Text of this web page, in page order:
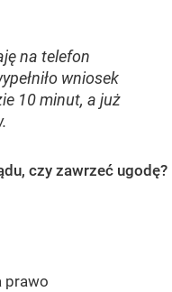
na telefon
wniosek
10 minut, a już
czy zawrzeć ugodę?
prawo